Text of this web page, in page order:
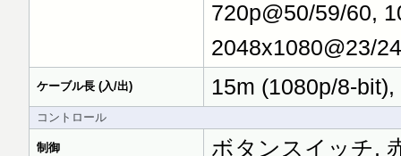
720p@50/59/60,
2048x1080@23/
ケーブル長 (入/出) 15m (1080p/8-
コントロール
制御 ボタンスイッチ,